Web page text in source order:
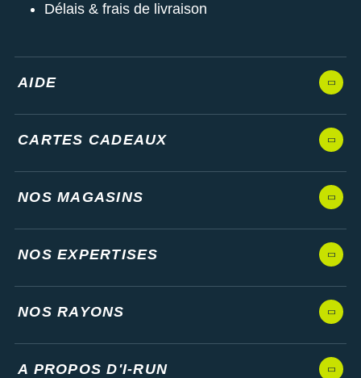
Délais & frais de livraison
AIDE
CARTES CADEAUX
NOS MAGASINS
NOS EXPERTISES
NOS RAYONS
A PROPOS D'I-RUN